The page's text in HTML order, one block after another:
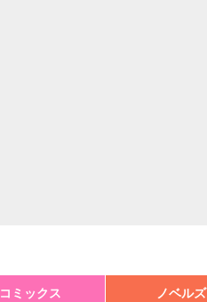
コミックス ノベルズ